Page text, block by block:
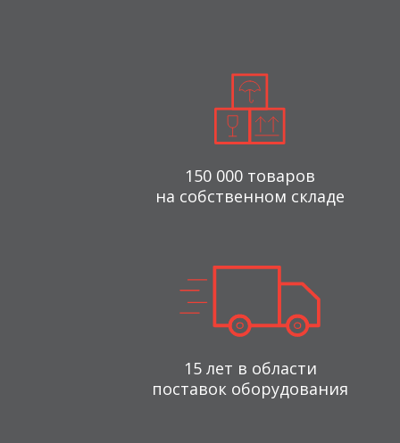
150 000 товаров
на собственном складе
15 лет в области
поставок оборудования